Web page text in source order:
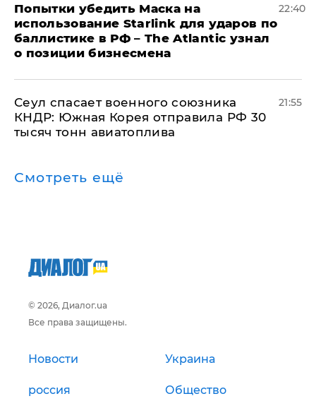
Попытки убедить Маска на
использование Starlink для ударов по
баллистике в РФ – The Atlantic узнал
о позиции бизнесмена
22:40
​Сеул спасает военного союзника
КНДР: Южная Корея отправила РФ 30
тысяч тонн авиатоплива
21:55
Смотреть ещё
© 2026, Диалог.ua
Все права защищены.
Новости Украина
россия Общество